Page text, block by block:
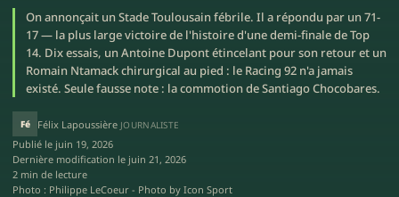
On annonçait un Stade Toulousain fébrile. Il a répondu par un 71-
17 — la plus large victoire de l'histoire d'une demi-finale de Top
14. Dix essais, un Antoine Dupont étincelant pour son retour et un
Romain Ntamack chirurgical au pied : le Racing 92 n'a jamais
existé. Seule fausse note : la commotion de Santiago Chocobares.
Fé Félix Lapoussière JOURNALISTE
Publié le juin 19, 2026
Dernière modification le juin 21, 2026
2 min de lecture
Photo : Philippe LeCoeur - Photo by Icon Sport